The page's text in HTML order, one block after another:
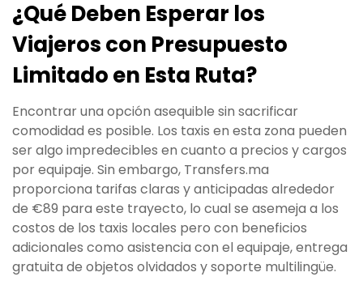
¿Qué Deben Esperar los
Viajeros con Presupuesto
Limitado en Esta Ruta?
Encontrar una opción asequible sin sacrificar
comodidad es posible. Los taxis en esta zona pueden
ser algo impredecibles en cuanto a precios y cargos
por equipaje. Sin embargo, Transfers.ma
proporciona tarifas claras y anticipadas alrededor
de €89 para este trayecto, lo cual se asemeja a los
costos de los taxis locales pero con beneficios
adicionales como asistencia con el equipaje, entrega
gratuita de objetos olvidados y soporte multilingüe.